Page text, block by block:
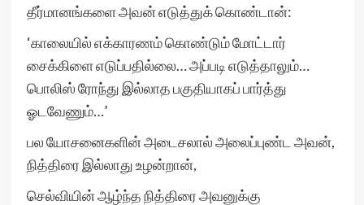
தீர்மானங்களை அவன் எடுத்துக் கொண்டான்:
‘காலையில் எக்காரணம் கொண்டும் மோட்டார்
சைக்கிளை எடுப்பதில்லை… அப்படி எடுத்தாலும்…
பொலிஸ் ரோந்து இல்லாத பகுதியாகப் பார்த்து
ஓடவேணும்…’
பல யோசனைகளின் அடைசலால் அலைப்புண்ட அவன்,
நித்திரை இல்லாது உழன்றான்,
செல்வியின் ஆழ்ந்த நித்திரை அவனுக்கு